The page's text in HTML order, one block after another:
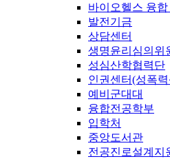
바이오헬스 융
발전기금
상담센터
생명윤리심의위
성심산학협력단
인권센터(성폭
예비군대대
융합전공학부
입학처
중앙도서관
전공진로설계지